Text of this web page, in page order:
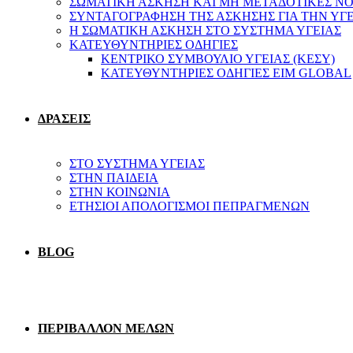
ΣΥΝΤΑΓΟΓΡΑΦΗΣΗ ΤΗΣ ΑΣΚΗΣΗΣ ΓΙΑ ΤΗΝ
Η ΣΩΜΑΤΙΚΗ ΑΣΚΗΣΗ ΣΤΟ ΣΥΣΤΗΜΑ ΥΓΕΙΑΣ
ΚΑΤΕΥΘΥΝΤΗΡΙΕΣ ΟΔΗΓΙΕΣ
ΚΕΝΤΡΙΚΟ ΣΥΜΒΟΥΛΙΟ ΥΓΕΙΑΣ (ΚΕΣΥ)
ΚΑΤΕΥΘΥΝΤΗΡΙΕΣ ΟΔΗΓΙΕΣ EIM GLOBAL
ΔΡΑΣΕΙΣ
ΣΤΟ ΣΥΣΤΗΜΑ ΥΓΕΙΑΣ
ΣΤΗΝ ΠΑΙΔΕΙΑ
ΣΤΗΝ ΚΟΙΝΩΝΙΑ
ΕΤΗΣΙΟΙ ΑΠΟΛΟΓΙΣΜΟΙ ΠΕΠΡΑΓΜΕΝΩΝ
BLOG
ΠΕΡΙΒΑΛΛΟΝ ΜΕΛΩΝ